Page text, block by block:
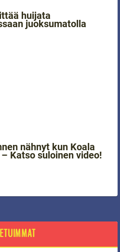
huijata
juoksumatolla
nähnyt kun Koala
Katso suloinen video!